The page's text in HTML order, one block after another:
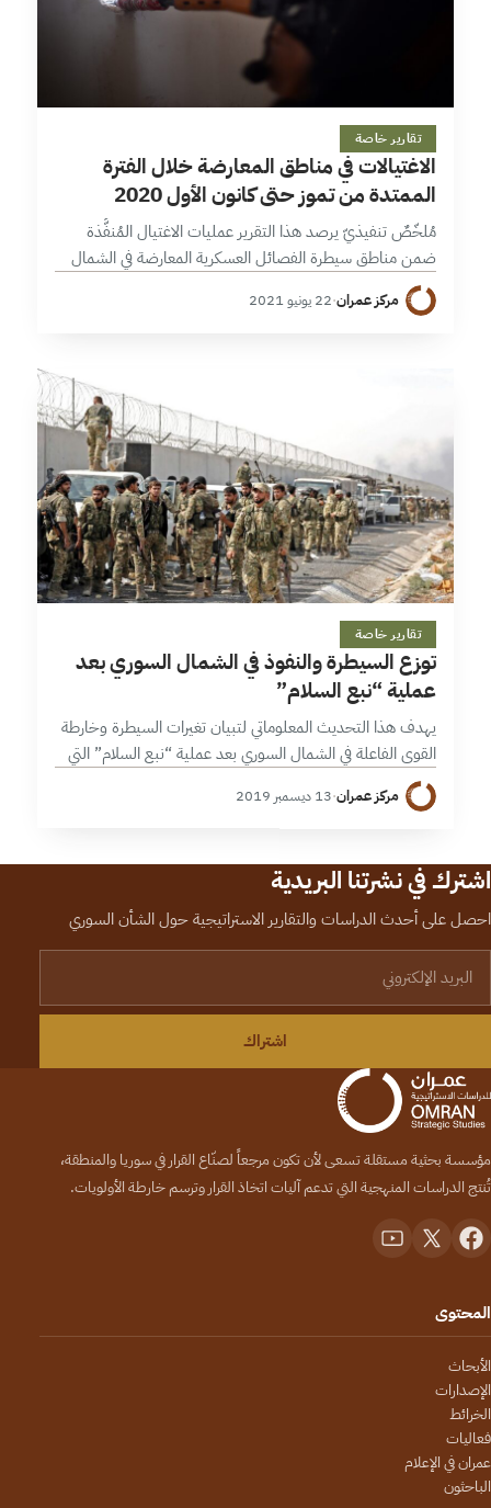
19 دقائق
تقارير خاصة
الاغتيالات في مناطق المعارضة خلال الفترة
الممتدة من تموز حتى كانون الأول 2020
مُلخّصٌ تنفيذيّ يرصد هذا التقرير عمليات الاغتيال المُنفَّذة
ضمن مناطق سيطرة الفصائل العسكرية المعارضة في الشمال
السوري، خلال الفترة الممتدة من تموز/ يوليو وحتى كانون
الأول/ديسمبر 2020، والتي بلغ عددها…
مركز عمران·22 يونيو 2021
1 دقائق
تقارير خاصة
توزع السيطرة والنفوذ في الشمال السوري بعد
عملية “نبع السلام”
يهدف هذا التحديث المعلوماتي لتبيان تغيرات السيطرة وخارطة
القوى الفاعلة في الشمال السوري بعد عملية “نبع السلام” التي
استهدفت تواجد قوات سورية…
مركز عمران·13 ديسمبر 2019
اشترك في نشرتنا البريدية
احصل على أحدث الدراسات والتقارير الاستراتيجية حول الشأن السوري
اشتراك
مؤسسة بحثية مستقلة تسعى لأن تكون مرجعاً لصنّاع القرار في سوريا والمنطقة،
تُنتج الدراسات المنهجية التي تدعم آليات اتخاذ القرار وترسم خارطة الأولويات.
المحتوى
الأبحاث
الإصدارات
الخرائط
فعاليات
عمران في الإعلام
الباحثون